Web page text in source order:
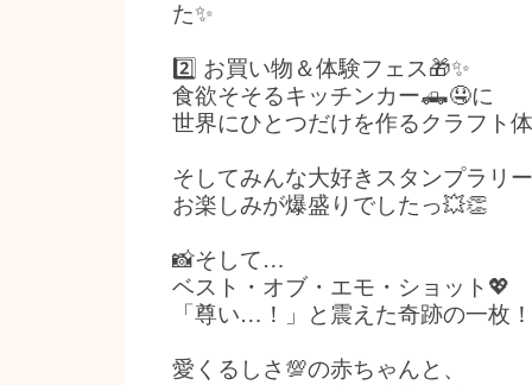
た✨
2️⃣ お買い物＆体験フェス🎁✨
食欲そそるキッチンカー🛻🤤に
世界にひとつだけを作るクラフト
そしてみんな大好きスタンプラリ
お楽しみが爆盛りでしたっ💥👏
📸そして…
ベスト・オブ・エモ・ショット💖
「尊い…！」と震えた奇跡の一枚！
愛くるしさ💯の赤ちゃんと、